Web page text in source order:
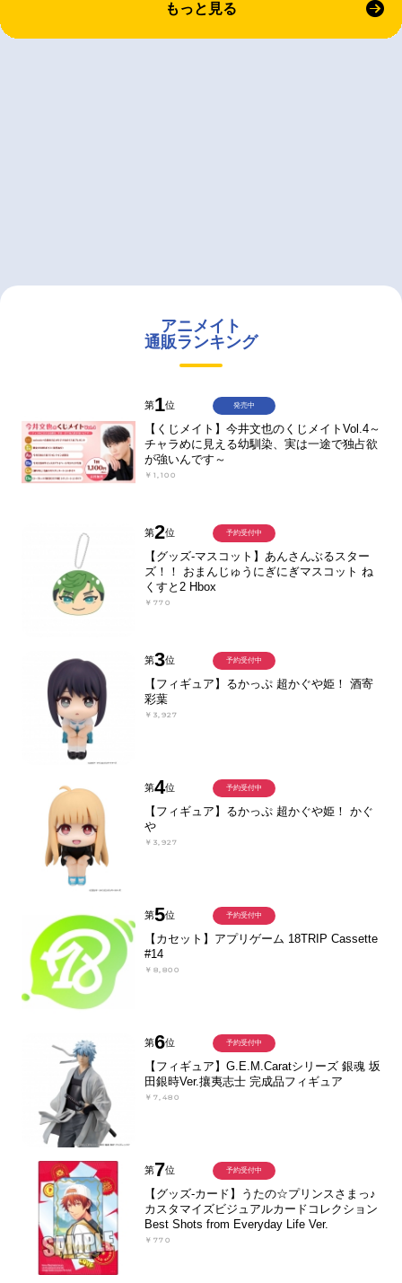
もっと見る
アニメイト
通販ランキング
第1位
【くじメイト】今井文也のくじメイトVol.4～
チャラめに見える幼馴染、実は一途で独占欲
が強いんです～
￥1,100
発売中
第2位
【グッズ-マスコット】あんさんぶるスター
ズ！！ おまんじゅうにぎにぎマスコット ね
くすと2 Hbox
￥770
予約受付中
第3位
【フィギュア】るかっぷ 超かぐや姫！ 酒寄
彩葉
￥3,927
予約受付中
第4位
【フィギュア】るかっぷ 超かぐや姫！ かぐ
や
￥3,927
予約受付中
第5位
【カセット】アプリゲーム 18TRIP Cassette
#14
￥8,800
予約受付中
第6位
【フィギュア】G.E.M.Caratシリーズ 銀魂 坂
田銀時Ver.攘夷志士 完成品フィギュア
￥7,480
予約受付中
第7位
【グッズ-カード】うたの☆プリンスさまっ♪
カスタマイズビジュアルカードコレクション
Best Shots from Everyday Life Ver.
￥770
予約受付中